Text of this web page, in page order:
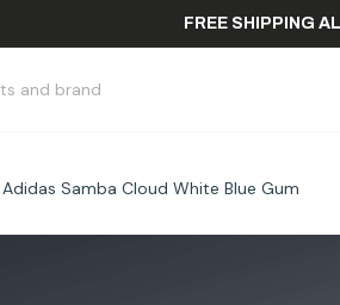
FREE
and brand
Adidas Samba Cloud White Blue Gum